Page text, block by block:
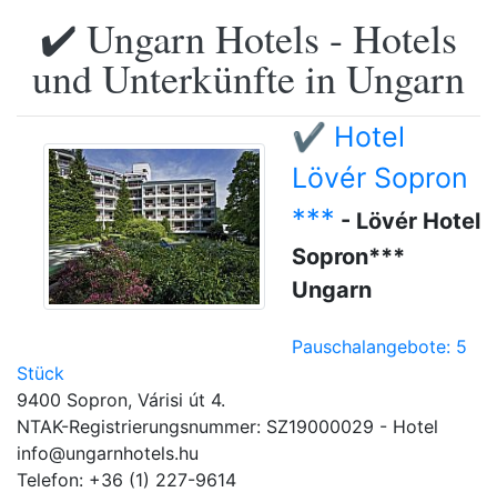
✔️ Ungarn Hotels - Hotels
und Unterkünfte in Ungarn
✔️ Hotel
Lövér Sopron
*** - Lövér Hotel
Sopron***
Ungarn
Pauschalangebote: 5
Stück
9400 Sopron, Várisi út 4.
NTAK-Registrierungsnummer: SZ19000029 - Hotel
info@ungarnhotels.hu
Telefon: +36 (1) 227-9614